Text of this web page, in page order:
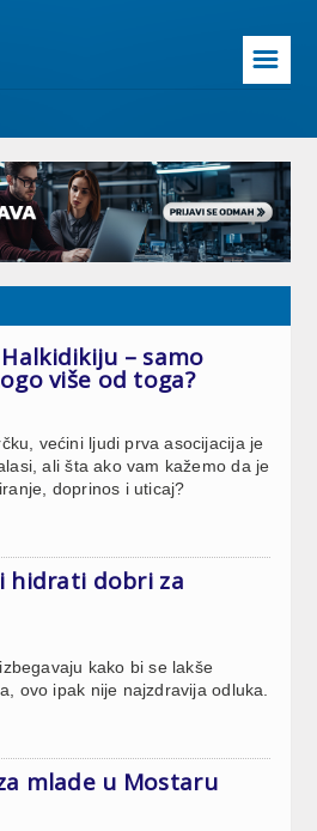
☰
– samo
više od toga?
većini ljudi prva asocijacija je
ali šta ako vam kažemo da je
doprinos i uticaj?
hidrati dobri za
kako bi se lakše
ovo ipak nije najzdravija odluka.
mlade u Mostaru